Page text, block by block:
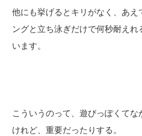
他にも挙げるとキリがなく、あえ
ングと立ち泳ぎだけで何秒耐え
います。
こういうのって、遊びっぽくて
けれど、重要だったりする。